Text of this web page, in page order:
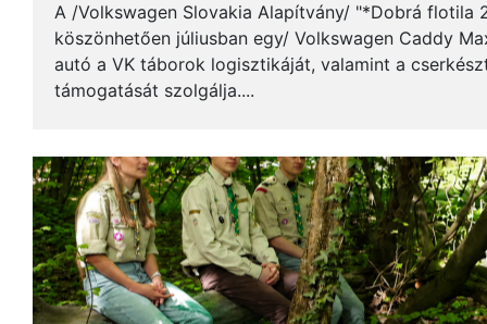
A /Volkswagen Slovakia Alapítvány/ "*Dobrá flotila
köszönhetően júliusban egy/ Volkswagen Caddy
autó a VK táborok logisztikáját, valamint a
támogatását szolgálja....